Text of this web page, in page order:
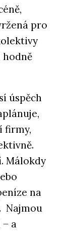
pro
úspěch
firmy,
Málokdy
na
Najmou
a